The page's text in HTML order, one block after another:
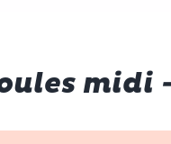
midi